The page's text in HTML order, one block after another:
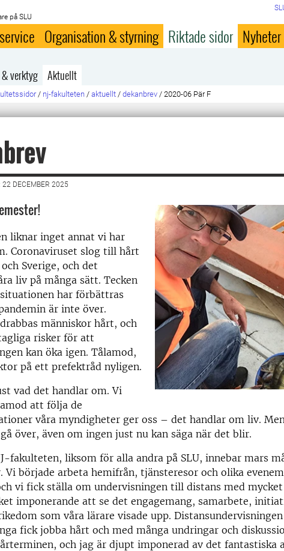
på SLU
Organisation & styrning Riktade sidor Nyheter
verktyg Aktuellt
/ nj-fakulteten / aktuellt / dekanbrev / 2020-06 Pär F
DECEMBER 2025
liknar inget annat vi har
Coronaviruset slog till hårt
Sverige, och det
liv på många sätt. Tecken
har förbättras
är inte över.
människor hårt, och
risker för att
kan öka igen. Tålamod,
på ett prefektråd nyligen.
vad det handlar om. Vi
att följa de
våra myndigheter ger oss – det handlar om liv.
över, även om ingen just nu kan säga när det blir.
fakulteten, liksom för alla andra på SLU, innebar mars
Vi började arbeta hemifrån, tjänsteresor och olika
vi fick ställa om undervisningen till distans med
imponerande att se det engagemang, samarbete,
som våra lärare visade upp.
fick jobba hårt och med många undringar och
och jag är djupt imponerad av det fantastiska